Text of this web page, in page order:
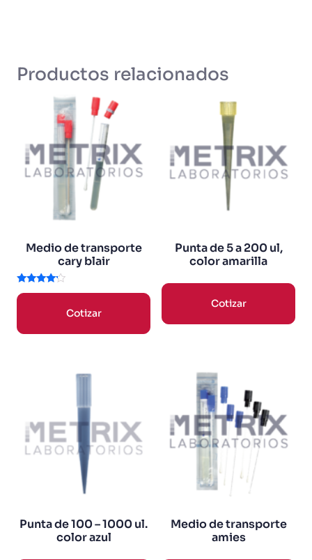
Productos relacionados
Medio de transporte
cary blair
Valorado
en
Cotizar
Punta de 5 a 200 ul,
color amarilla
Cotizar
Punta de 100 – 1000 ul.
color azul
Medio de transporte
amies